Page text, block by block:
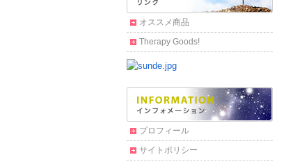
オススメ商品
Therapy Goods!
プロフィール
サイトポリシー